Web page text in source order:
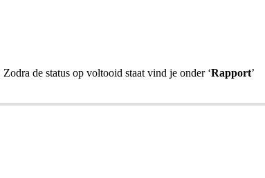
de status op voltooid staat vind je onder ‘Rapport’